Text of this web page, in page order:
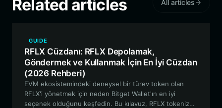
Related articles All articles
GUIDE
RFLX Cüzdanı: RFLX Depolamak,
Göndermek ve Kullanmak İçin En İyi Cüzdan
(2026 Rehberi)
EVM ekosistemindeki deneysel bir türev token olan
RFLX'i yönetmek için neden Bitget Wallet'ın en iyi
seçenek olduğunu keşfedin. Bu kılavuz, RFLX tokenize